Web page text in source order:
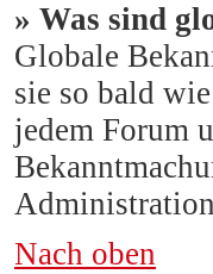
» Was sind
Globale
sie so bald
jedem Forum
Nach oben